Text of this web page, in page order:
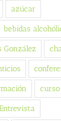
azúcar
bebidas
González